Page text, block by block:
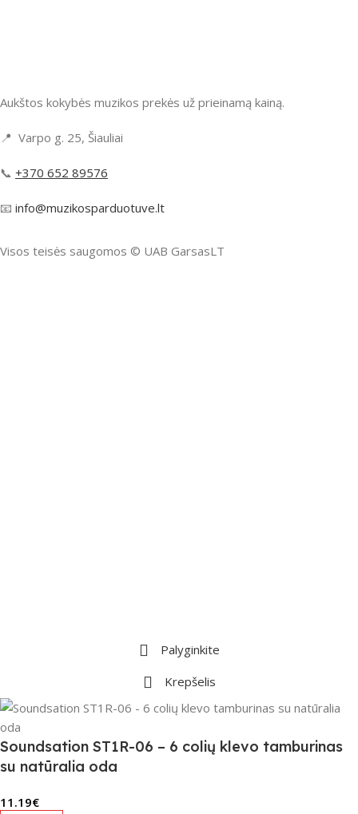
Aukštos kokybės muzikos prekės už prieinamą kainą.
📍 Varpo g. 25, Šiauliai
📞 +370 652 89576
📧 info@muzikosparduotuve.lt
Visos teisės saugomos ©️ UAB GarsasLT
Palyginkite
Krepšelis
Soundsation ST1R-06 – 6 colių klevo tamburinas
su natūralia oda
11.19€